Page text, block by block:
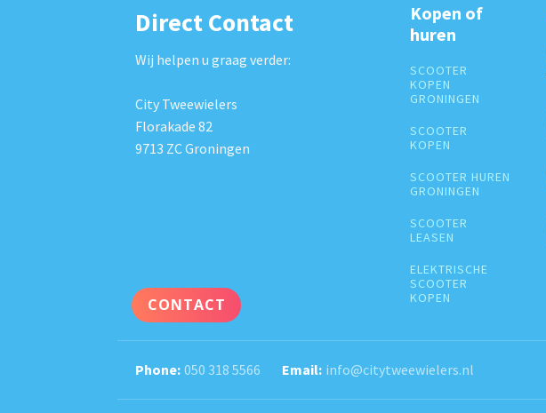
Direct Contact
Wij helpen u graag verder:
City Tweewielers
Florakade 82
9713 ZC Groningen
CONTACT
Kopen of
huren
SCOOTER
KOPEN
GRONINGEN
SCOOTER
KOPEN
SCOOTER HUREN
GRONINGEN
SCOOTER
LEASEN
ELEKTRISCHE
SCOOTER
KOPEN
050 318 5566 info@citytweewielers.nl